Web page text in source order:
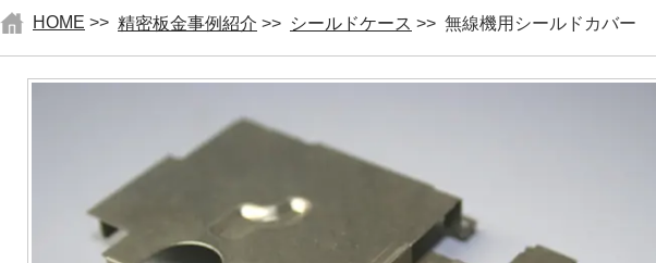
HOME >> 精密板金事例紹介 >> シールドケース >> 無線機用シールドカバー